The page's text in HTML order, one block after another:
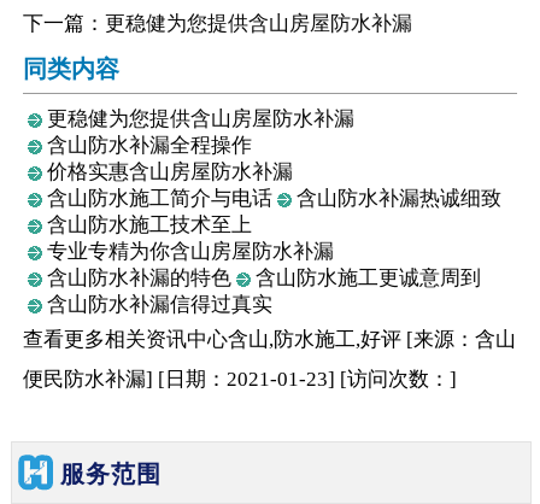
下一篇： 更稳健为您提供含山房屋防水补漏
同类内容
更稳健为您提供含山房屋防水补漏
含山防水补漏全程操作
价格实惠含山房屋防水补漏
含山防水施工简介与电话
含山防水补漏热诚细致
含山防水施工技术至上
专业专精为你含山房屋防水补漏
含山防水补漏的特色
含山防水施工更诚意周到
含山防水补漏信得过真实
查看更多相关资讯中心含山,防水施工,好评 [来源：含山
便民防水补漏] [日期：2021-01-23] [访问次数： ]
服务范围